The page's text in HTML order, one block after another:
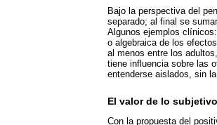
Bajo la perspectiva del
separado; al final se
Algunos ejemplos
o algebraica de los
al menos entre los
tiene influencia sobre las
entenderse aislados, sin
El valor de lo subjetivo
Con la propuesta del